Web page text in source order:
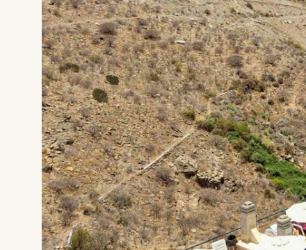
Näytä kuvia